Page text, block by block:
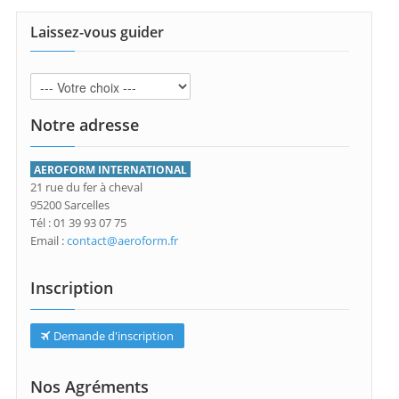
Laissez-vous guider
Notre adresse
AEROFORM INTERNATIONAL
21 rue du fer à cheval
95200 Sarcelles
Tél : 01 39 93 07 75
Email :contact@aeroform.fr
Inscription
Demande d'inscription
Nos Agréments